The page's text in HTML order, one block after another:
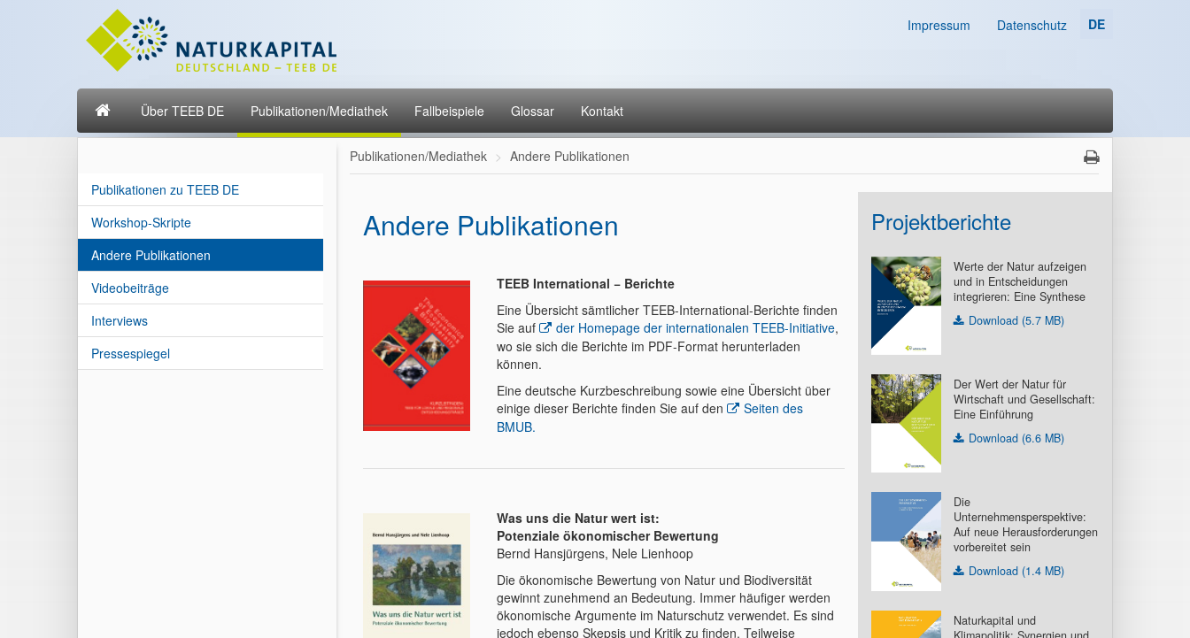
Impressum Datenschutz DE
Über TEEB DE Publikationen/Mediathek Fallbeispiele Glossar Kontakt
Publikationen zu TEEB DE
Workshop-Skripte
Andere Publikationen
Videobeiträge
Interviews
Pressespiegel
Publikationen/Mediathek Andere Publikationen
Andere Publikationen
TEEB International − Berichte
Eine Übersicht sämtlicher TEEB-International-Berichte finden
Sie auf
der Homepage der internationalen TEEB-Initiative,
wo sie sich die Berichte im PDF-Format herunterladen
können.
Eine deutsche Kurzbeschreibung sowie eine Übersicht über
einige dieser Berichte finden Sie auf den
Seiten des
BMUB.
Was uns die Natur wert ist:
Potenziale ökonomischer Bewertung
Bernd Hansjürgens, Nele Lienhoop
Die ökonomische Bewertung von Natur und Biodiversität
gewinnt zunehmend an Bedeutung. Immer häufiger werden
ökonomische Argumente im Naturschutz verwendet. Es sind
jedoch ebenso Skepsis und Kritik zu finden. Teilweise
Projektberichte
Werte der Natur aufzeigen
und in Entscheidungen
integrieren: Eine Synthese
Download (5.7 MB)
Der Wert der Natur für
Wirtschaft und Gesellschaft:
Eine Einführung
Download (6.6 MB)
Die
Unternehmensperspektive:
Auf neue Herausforderungen
vorbereitet sein
Download (1.4 MB)
Naturkapital und